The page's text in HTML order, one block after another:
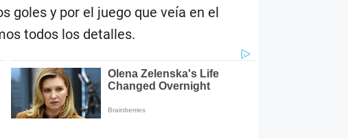
goles y por el juego que veía en el
todos los detalles.